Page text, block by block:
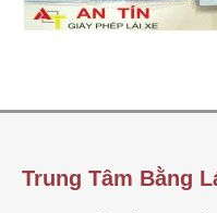
Trung Tâm Bằng